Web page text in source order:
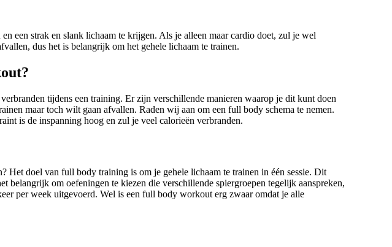
een strak en slank lichaam te krijgen. Als je alleen maar cardio doet, zul je wel
dus het is belangrijk om het gehele lichaam te trainen.
tijdens een training. Er zijn verschillende manieren waarop je dit kunt doen
maar toch wilt gaan afvallen. Raden wij aan om een full body schema te nemen.
is de inspanning hoog en zul je veel calorieën verbranden.
Het doel van full body training is om je gehele lichaam te trainen in één sessie. Dit
belangrijk om oefeningen te kiezen die verschillende spiergroepen tegelijk aanspreken,
per week uitgevoerd. Wel is een full body workout erg zwaar omdat je alle